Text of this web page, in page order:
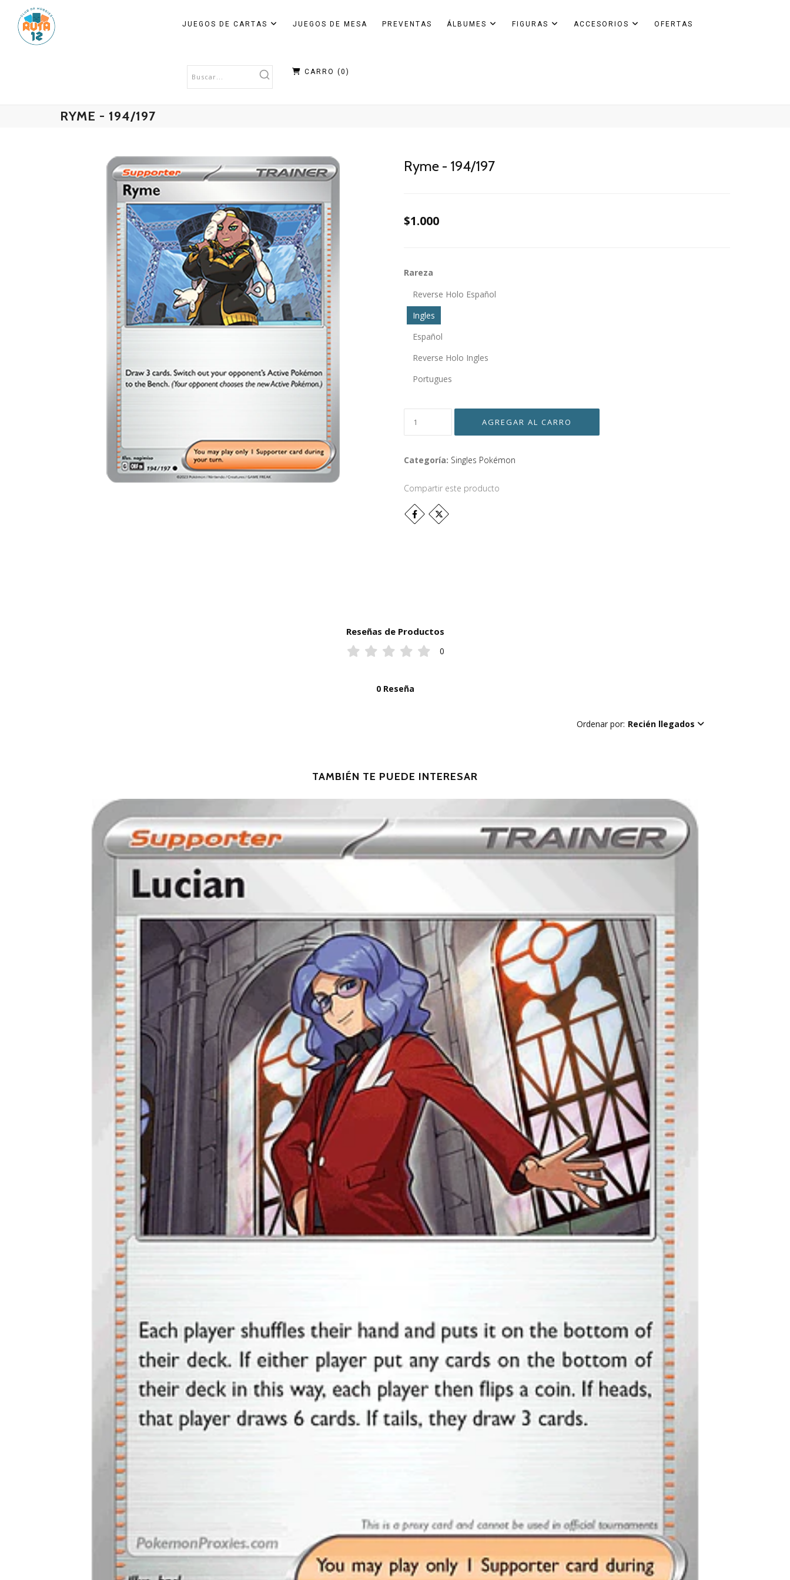
JUEGOS DE CARTAS JUEGOS DE MESA PREVENTAS ÁLBUMES FIGURAS ACCESORIOS OFERTAS
CARRO (0 )
RYME - 194/197
Ryme - 194/197
$1.000
Rareza
Reverse Holo Español
Ingles
Español
Reverse Holo Ingles
Portugues
Categoría: Singles Pokémon
Compartir este producto
Reseñas de Productos
0
0 Reseña
Ordenar por: Recién llegados
TAMBIÉN TE PUEDE INTERESAR